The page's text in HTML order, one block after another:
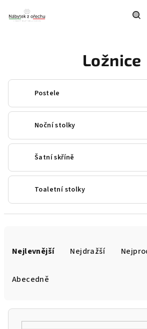
obsah
Ložnice
Postele
Noční stolky
Šatní skříně
Toaletní stolky
Nejlevnější Nejdražší
Abecedně